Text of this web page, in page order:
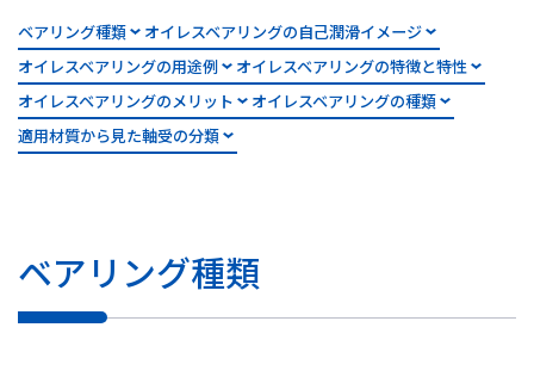
サステナビリティ
株主・投資家情報
プライバシーポリシー
ベアリング種類
オイレスベアリングの自己潤滑イメージ
オイレスベアリングの用途例
オイレスベアリングの特徴と特性
オイレスベアリングのメリット
オイレスベアリングの種類
適用材質から見た軸受の分類
ベアリング種類